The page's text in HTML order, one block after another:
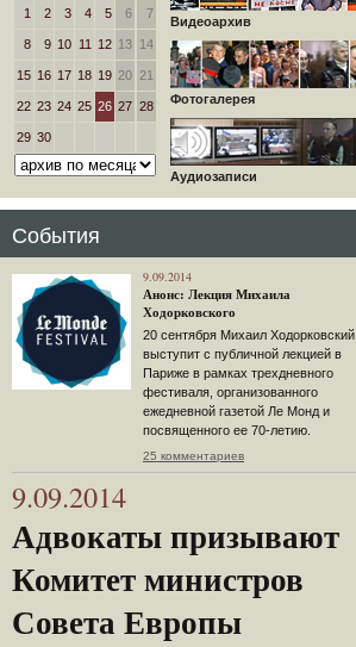
1 2 3 4 5 6 7
8 9 10 11 12 13 14
15 16 17 18 19 20 21
22 23 24 25 26 27 28
29 30
Видеоархив
Фотогалерея
Аудиозаписи
События
9.09.2014
Анонс: Лекция Михаила
Ходорковского
20 сентября Михаил Ходорковский
выступит с публичной лекцией в
Париже в рамках трехдневного
фестиваля, организованного
ежедневной газетой Ле Монд и
посвященного ее 70-летию.
25 комментариев
9.09.2014
Адвокаты призывают
Комитет министров
Совета Европы